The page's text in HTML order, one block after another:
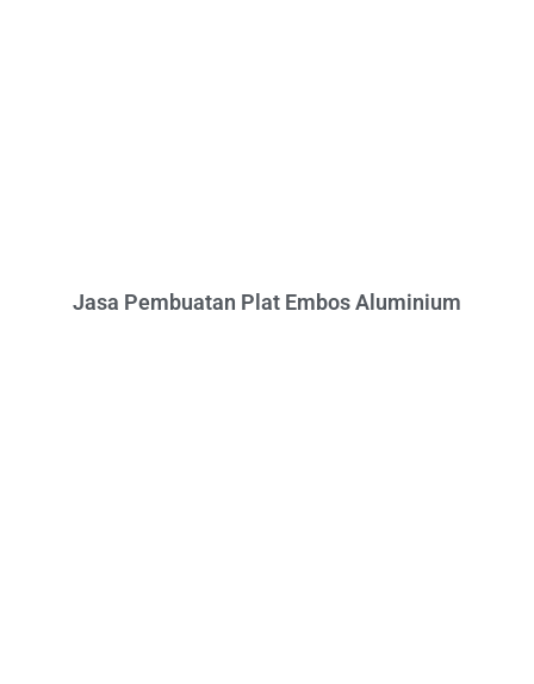
Jasa Pembuatan Plat Embos Aluminium